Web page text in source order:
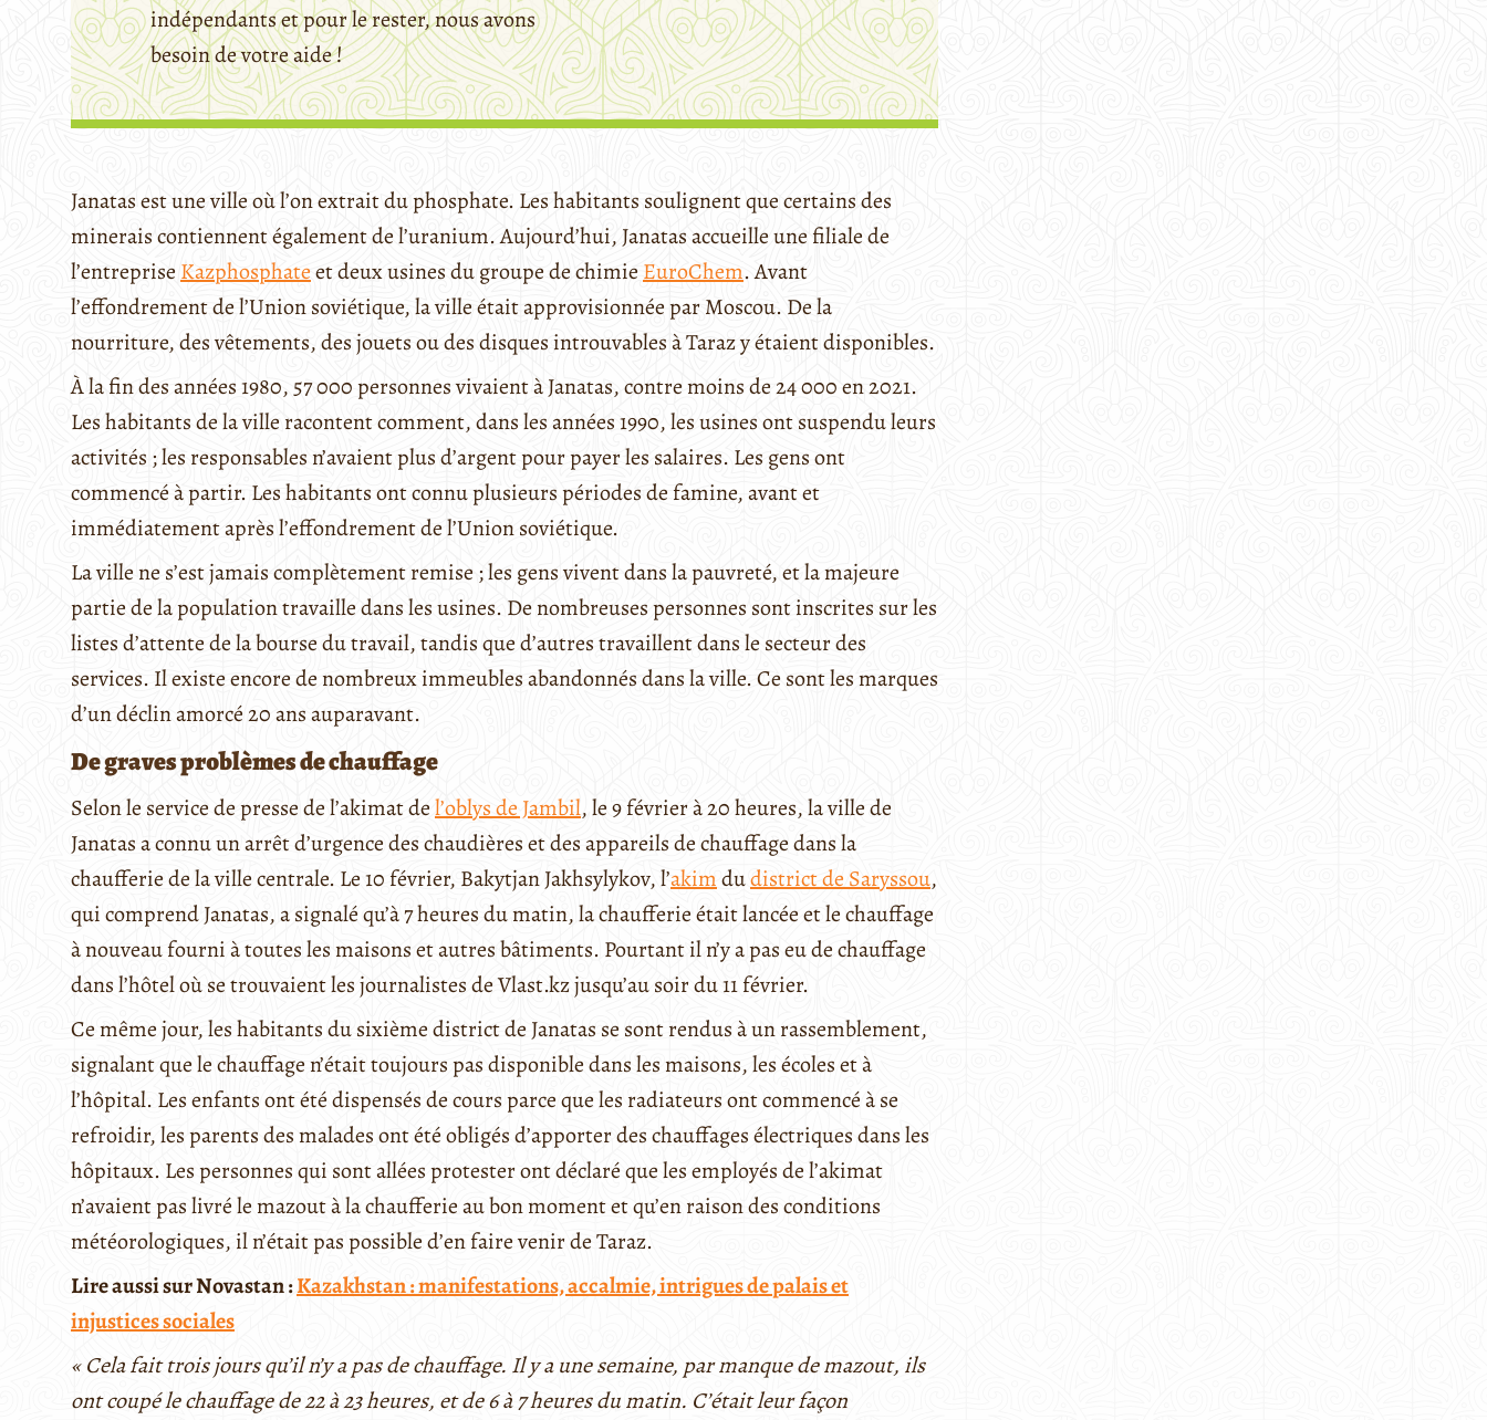
indépendants et pour le rester, nous avons
besoin de votre aide !
Janatas est une ville où l’on extrait du phosphate. Les habitants soulignent que certains des
minerais contiennent également de l’uranium. Aujourd’hui, Janatas accueille une filiale de
l’entreprise Kazphosphateet deux usines du groupe de chimieEuroChem. Avant
l’effondrement de l’Union soviétique, la ville était approvisionnée par Moscou. De la
nourriture, des vêtements, des jouets ou des disques introuvables à Taraz y étaient disponibles.
À la fin des années 1980, 57 000 personnes vivaient à Janatas, contre moins de 24 000 en 2021.
Les habitants de la ville racontent comment, dans les années 1990, les usines ont suspendu leurs
activités ; les responsables n’avaient plus d’argent pour payer les salaires. Les gens ont
commencé à partir. Les habitants ont connu plusieurs périodes de famine, avant et
immédiatement après l’effondrement de l’Union soviétique.
La ville ne s’est jamais complètement remise ; les gens vivent dans la pauvreté, et la majeure
partie de la population travaille dans les usines. De nombreuses personnes sont inscrites sur les
listes d’attente de la bourse du travail, tandis que d’autres travaillent dans le secteur des
services. Il existe encore de nombreux immeubles abandonnés dans la ville. Ce sont les marques
d’un déclin amorcé 20 ans auparavant.
De graves problèmes de chauffage
Selon le service de presse de l’akimat del’oblys de Jambil, le 9 février à 20 heures, la ville de
Janatas a connu un arrêt d’urgence des chaudières et des appareils de chauffage dans la
chaufferie de la ville centrale. Le 10 février, Bakytjan Jakhsylykov, l’akimdudistrict de Saryssou,
qui comprend Janatas, a signalé qu’à 7 heures du matin, la chaufferie était lancée et le chauffage
à nouveau fourni à toutes les maisons et autres bâtiments. Pourtant il n’y a pas eu de chauffage
dans l’hôtel où se trouvaient les journalistes de Vlast.kz jusqu’au soir du 11 février.
Ce même jour, les habitants du sixième district de Janatas se sont rendus à un rassemblement,
signalant que le chauffage n’était toujours pas disponible dans les maisons, les écoles et à
l’hôpital. Les enfants ont été dispensés de cours parce que les radiateurs ont commencé à se
refroidir, les parents des malades ont été obligés d’apporter des chauffages électriques dans les
hôpitaux. Les personnes qui sont allées protester ont déclaré que les employés de l’akimat
n’avaient pas livré le mazout à la chaufferie au bon moment et qu’en raison des conditions
météorologiques, il n’était pas possible d’en faire venir de Taraz.
Lire aussi sur Novastan :Kazakhstan : manifestations, accalmie, intrigues de palais et
injustices sociales
« Cela fait trois jours qu’il n’y a pas de chauffage. Il y a une semaine, par manque de mazout, ils
ont coupé le chauffage de 22 à 23 heures, et de 6 à 7 heures du matin. C’était leur façon